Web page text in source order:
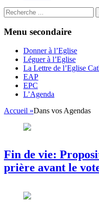
Recherche
Rechercher :
Menu secondaire
Aller
contenu
Donner à l’Eglise
Léguer à l’Eglise
La Lettre de l’Eglise
EAP
EPC
L’Agenda
Accueil »Dans vos Agendas
Fin de vie:
prière avant le